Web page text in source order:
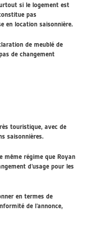
si le logement est
pas
en location saisonnière.
de meublé de
de changement
touristique, avec de
saisonnières.
même régime que Royan
d’usage pour les
en termes de
de l’annonce,